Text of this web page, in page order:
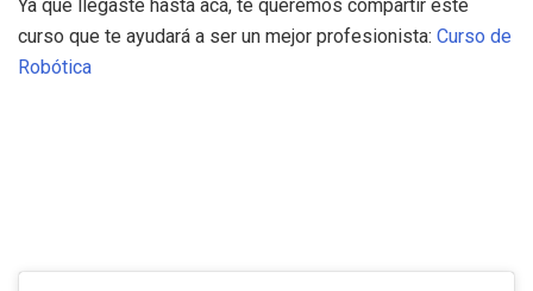
Ya que llegaste hasta acá, te queremos compartir este
curso que te ayudará a ser un mejor profesionista: Curso de
Robótica